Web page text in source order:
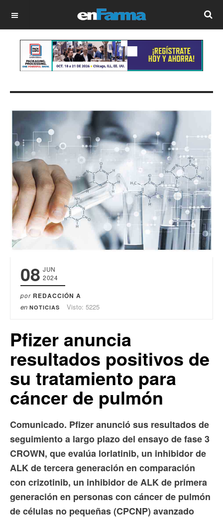
OFF CANVAS
08 JUN
2024
por REDACCIÓN A
en NOTICIAS Visto: 5225
Pfizer anuncia
resultados positivos de
su tratamiento para
cáncer de pulmón
Comunicado. Pfizer anunció sus resultados de
seguimiento a largo plazo del ensayo de fase 3
CROWN, que evalúa lorlatinib, un inhibidor de
ALK de tercera generación en comparación
con crizotinib, un inhibidor de ALK de primera
generación en personas con cáncer de pulmón
de células no pequeñas (CPCNP) avanzado